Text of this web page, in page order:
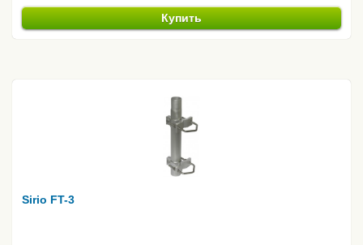
Купить
Sirio FT-3